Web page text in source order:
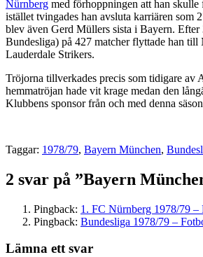
Nürnberg med förhoppningen att han skulle
istället tvingades han avsluta karriären som
blev även Gerd Müllers sista i Bayern.
Bundesliga) på 427 matcher flyttade han
Lauderdale Strikers.
Tröjorna tillverkades precis som tidigare av
hemmatröjan hade vit krage medan den
Klubbens sponsor från och med denna
Taggar: 1978/79, Bayern München,
2 svar på ”Bayern
Pingback: 1. FC Nürnberg 1978/79
Pingback: Bundesliga 1978/79 –
Lämna ett svar